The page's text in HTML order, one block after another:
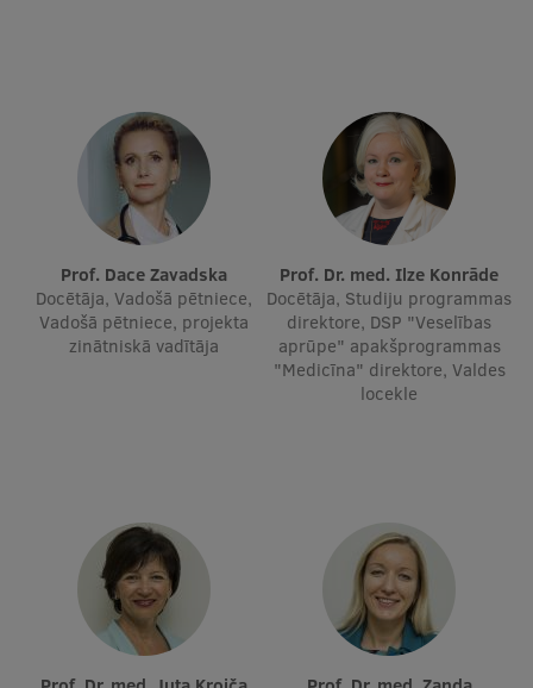
Ētikas un līdztiesības mācības
Atvērtā universitāte
Sagatavošanas kursi
Profesionālās pilnveides kursi
ESF kvalifikācijas celšanas kursi
Pētniecība
Zinātniskie institūti un laboratorijas
Prof. Dace Zavadska
Docētāja, Vadošā pētniece,
Vadošā pētniece, projekta
zinātniskā vadītāja
Prof. Dr. med. Ilze Konrāde
Docētāja, Studiju programmas
direktore, DSP "Veselības
aprūpe" apakšprogrammas
"Medicīna" direktore, Valdes
locekle